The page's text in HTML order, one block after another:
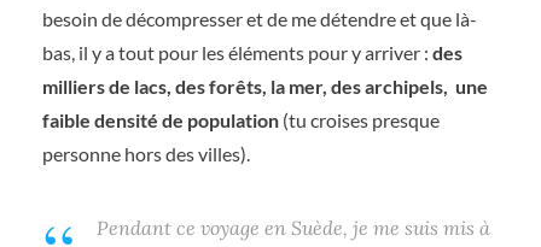
besoin de décompresser et de me détendre et que là-
bas, il y a tout pour les éléments pour y arriver : des
milliers de lacs, des forêts, la mer, des archipels, une
faible densité de population (tu croises presque
personne hors des villes).
Pendant ce voyage en Suède, je me suis mis à